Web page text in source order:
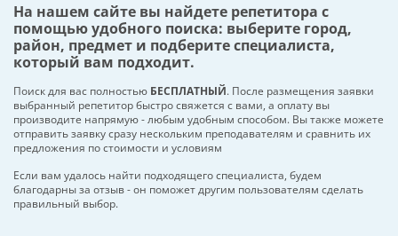
На нашем сайте вы найдете репетитора с
помощью удобного поиска: выберите город,
район, предмет и подберите специалиста,
который вам подходит.
Поиск для вас полностью БЕСПЛАТНЫЙ. После размещения заявки
выбранный репетитор быстро свяжется с вами, а оплату вы
производите напрямую - любым удобным способом. Вы также можете
отправить заявку сразу нескольким преподавателям и сравнить их
предложения по стоимости и условиям
Если вам удалось найти подходящего специалиста, будем
благодарны за отзыв - он поможет другим пользователям сделать
правильный выбор.